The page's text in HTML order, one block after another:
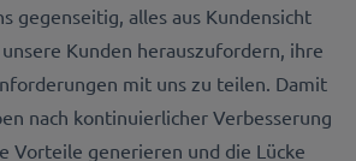
gegenseitig, alles aus Kundensicht
Kunden herauszufordern, ihre
mit uns zu teilen. Damit
nach kontinuierlicher Verbesserung
Vorteile generieren und die Lücke